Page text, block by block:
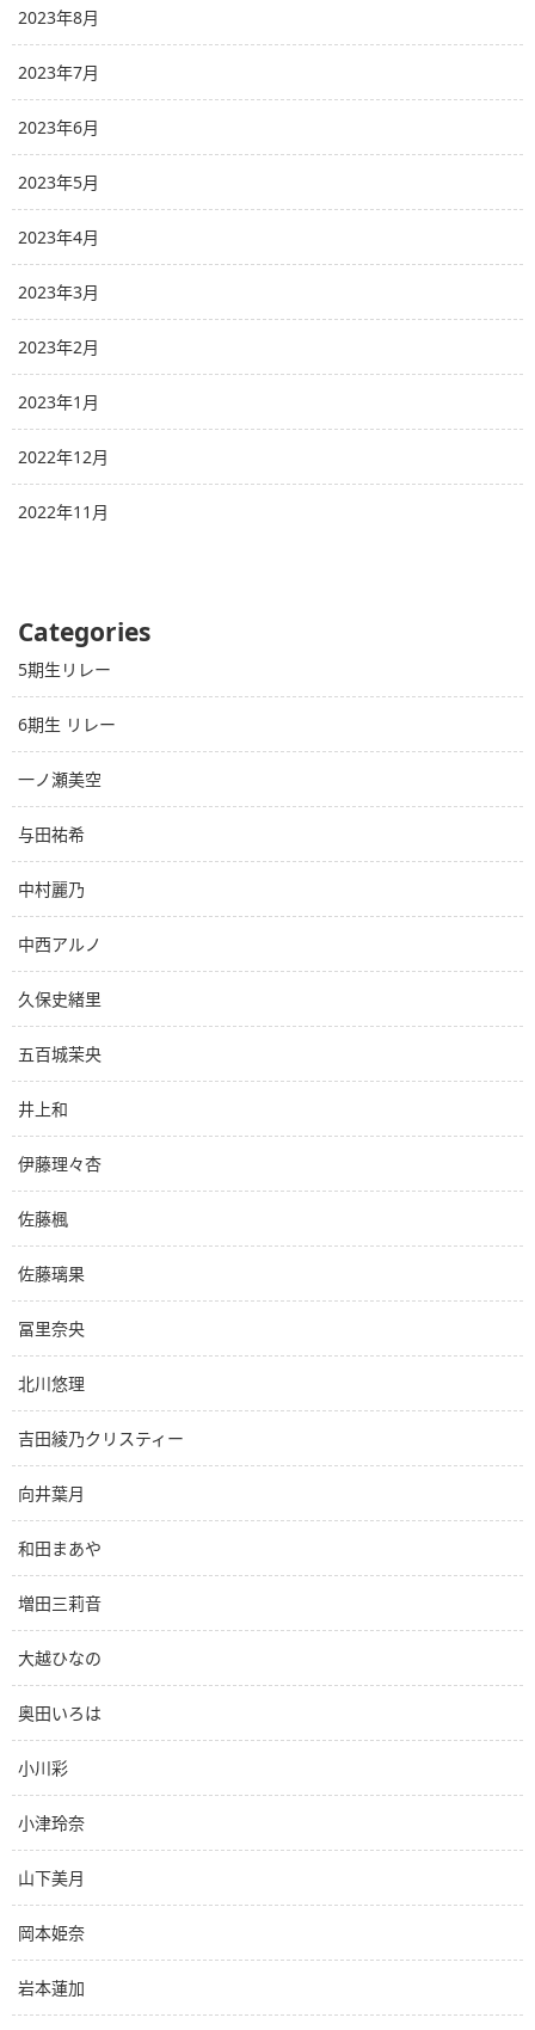
2023年8月
2023年7月
2023年6月
2023年5月
2023年4月
2023年3月
2023年2月
2023年1月
2022年12月
2022年11月
Categories
5期生リレー
6期生 リレー
一ノ瀬美空
与田祐希
中村麗乃
中西アルノ
久保史緒里
五百城茉央
井上和
伊藤理々杏
佐藤楓
佐藤璃果
冨里奈央
北川悠理
吉田綾乃クリスティー
向井葉月
和田まあや
増田三莉音
大越ひなの
奥田いろは
小川彩
小津玲奈
山下美月
岡本姫奈
岩本蓮加